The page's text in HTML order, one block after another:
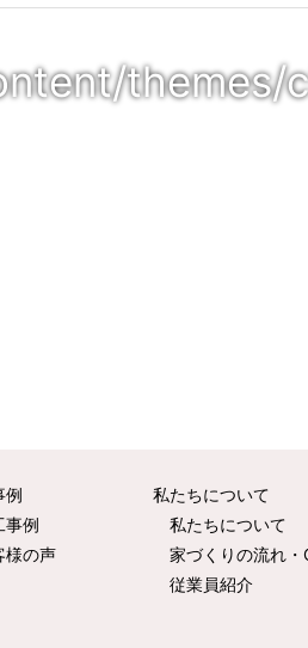
themes/
例
事例
様の声
私たちについて
私たちについて
家づくりの流れ・
従業員紹介